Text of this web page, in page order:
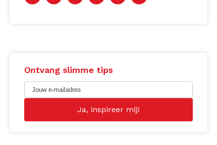
Ontvang slimme tips